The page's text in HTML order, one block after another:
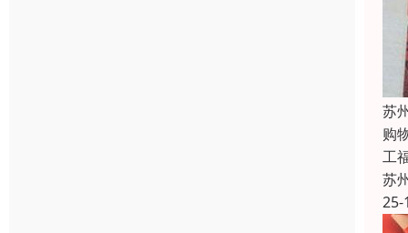
苏
购
工
苏
25-